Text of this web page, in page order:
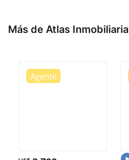
Más de Atlas Inmobiliaria